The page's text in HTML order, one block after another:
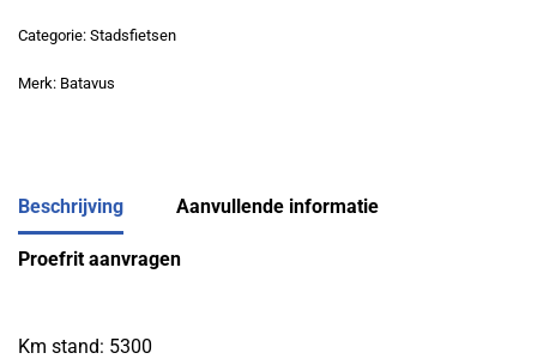
Categorie: Stadsfietsen
Merk: Batavus
Beschrijving Aanvullende informatie
Proefrit aanvragen
Km stand: 5300